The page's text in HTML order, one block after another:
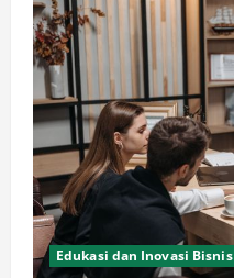
Edukasi dan Inovasi Bisnis